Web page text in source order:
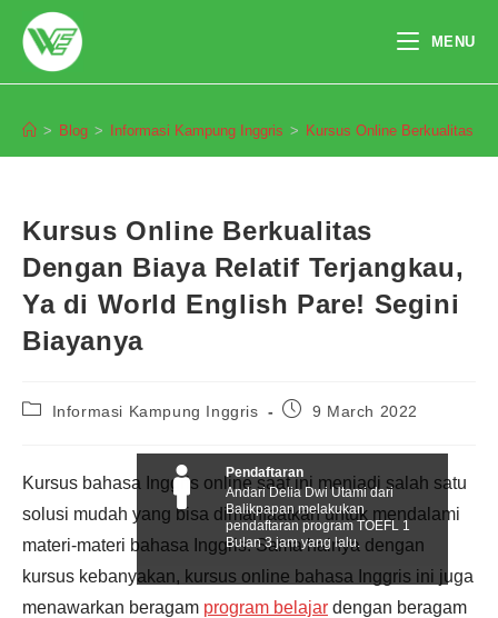
content
MENU
> Blog > Informasi Kampung Inggris > Kursus Online Berkualitas
Kursus Online Berkualitas
Dengan Biaya Relatif Terjangkau,
Ya di World English Pare! Segini
Biayanya
PostInformasi Kampung Inggris
Post9 March 2022
Kursus bahasa Inggris online saat ini menjadi salah satu
solusi mudah yang bisa dimanfaatkan untuk mendalami
materi-materi bahasa Inggris. Sama halnya dengan
kursus kebanyakan, kursus online bahasa Inggris ini juga
menawarkan beragam program belajar dengan beragam
Pendaftaran
Andari Delia Dwi Utami dari
Balikpapan melakukan
pendaftaran program TOEFL 1
Bulan 3 jam yang lalu.